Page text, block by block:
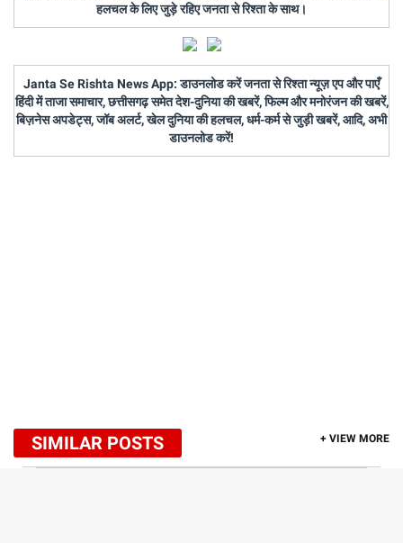
हलचल के लिए जुड़े रहिए जनता से रिश्ता के साथ।
Janta Se Rishta News App: डाउनलोड करें जनता से रिश्ता न्यूज़ एप और पाएँ
हिंदी में ताजा समाचार, छत्तीसगढ़ समेत देश-दुनिया की खबरें, फिल्म और मनोरंजन की खबरें,
बिज़नेस अपडेट्स, जॉब अलर्ट, खेल दुनिया की हलचल, धर्म-कर्म से जुड़ी खबरें, आदि, अभी
डाउनलोड करें!
SIMILAR POSTS + VIEW MORE